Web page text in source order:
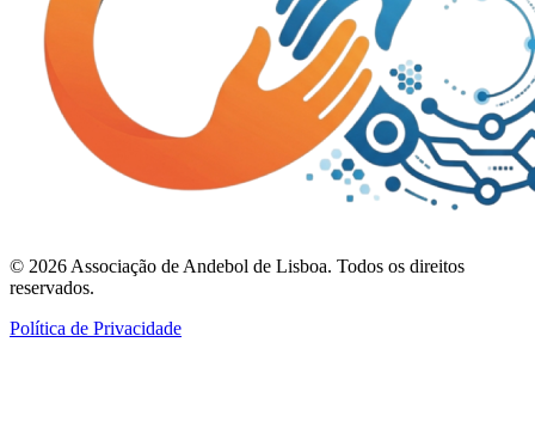
© 2026 Associação de Andebol de Lisboa. Todos os direitos
reservados.
Política de Privacidade